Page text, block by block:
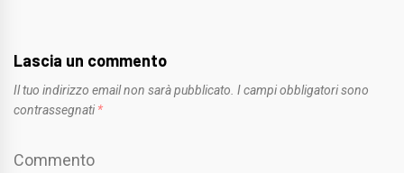
Lascia un commento
Il tuo indirizzo email non sarà pubblicato. I campi obbligatori sono
contrassegnati *
Commento